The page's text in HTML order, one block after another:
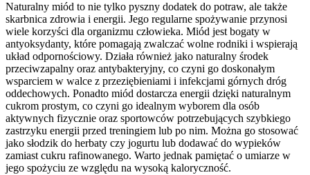
Naturalny miód to nie tylko pyszny dodatek do potraw, ale także
skarbnica zdrowia i energii. Jego regularne spożywanie przynosi
wiele korzyści dla organizmu człowieka. Miód jest bogaty w
antyoksydanty, które pomagają zwalczać wolne rodniki i wspierają
układ odpornościowy. Działa również jako naturalny środek
przeciwzapalny oraz antybakteryjny, co czyni go doskonałym
wsparciem w walce z przeziębieniami i infekcjami górnych dróg
oddechowych. Ponadto miód dostarcza energii dzięki naturalnym
cukrom prostym, co czyni go idealnym wyborem dla osób
aktywnych fizycznie oraz sportowców potrzebujących szybkiego
zastrzyku energii przed treningiem lub po nim. Można go stosować
jako słodzik do herbaty czy jogurtu lub dodawać do wypieków
zamiast cukru rafinowanego. Warto jednak pamiętać o umiarze w
jego spożyciu ze względu na wysoką kaloryczność.